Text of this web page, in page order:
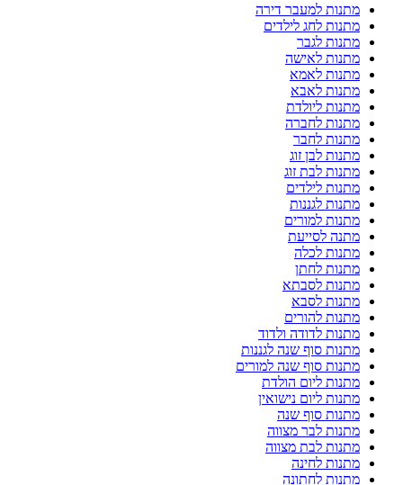
מתנות למעבר דירה
מתנות לחג לילדים
מתנות לגבר
מתנות לאישה
מתנות לאמא
מתנות לאבא
מתנות ליולדת
מתנות לחברה
מתנות לחבר
מתנות לבן זוג
מתנות לבת זוג
מתנות לילדים
מתנות לגננות
מתנות למורים
מתנה לסייעת
מתנות לכלה
מתנות לחתן
מתנות לסבתא
מתנות לסבא
מתנות להורים
מתנות לדודה ולדוד
מתנות סוף שנה לגננות
מתנות סוף שנה למורים
מתנות ליום הולדת
מתנות ליום נישואין
מתנות סוף שנה
מתנות לבר מצווה
מתנות לבת מצווה
מתנות לחינה
מתנות לחתונה